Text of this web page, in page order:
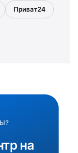
Приват24
на